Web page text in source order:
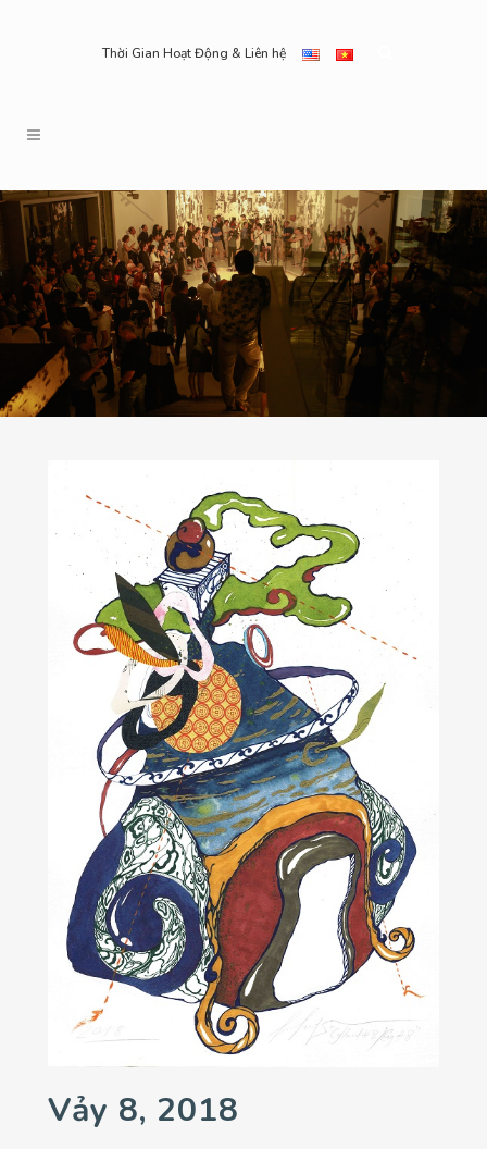
Thời Gian Hoạt Động & Liên hệ
Vảy 8, 2018